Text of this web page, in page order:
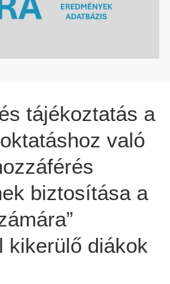
tájékoztatás a
való
biztosítása a
kikerülő diákok